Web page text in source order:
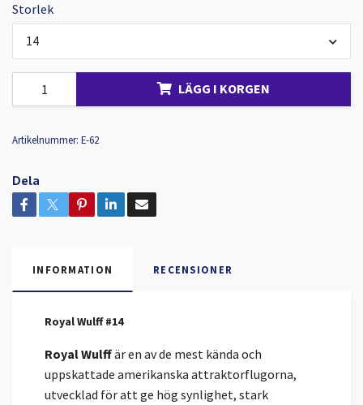
Storlek
14
LÄGG I KORGEN
Artikelnummer: E-62
Dela
INFORMATION RECENSIONER
Royal Wulff #14
Royal Wulffär en av de mest kända och
uppskattade amerikanska attraktorflugorna,
utvecklad för att ge hög synlighet, stark